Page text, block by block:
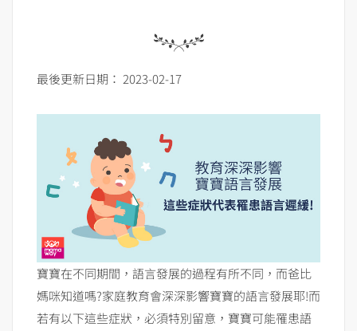
最後更新日期： 2023-02-17
寶寶在不同期間，語言發展的過程有所不同，而爸比
媽咪知道嗎?家庭教育會深深影響寶寶的語言發展耶!而
若有以下這些症狀，必須特別留意，寶寶可能罹患語